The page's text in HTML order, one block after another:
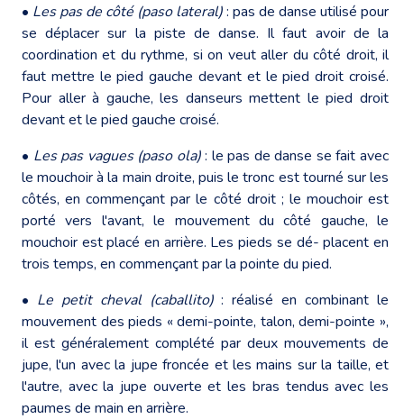
• Les pas de côté (paso lateral): pas de danse utilisé pour
se déplacer sur la piste de danse. Il faut avoir de la
coordination et du rythme, si on veut aller du côté droit, il
faut mettre le pied gauche devant et le pied droit croisé.
Pour aller à gauche, les danseurs mettent le pied droit
devant et le pied gauche croisé.
• Les pas vagues (paso ola): le pas de danse se fait avec
le mouchoir à la main droite, puis le tronc est tourné sur les
côtés, en commençant par le côté droit ; le mouchoir est
porté vers l'avant, le mouvement du côté gauche, le
mouchoir est placé en arrière. Les pieds se dé- placent en
trois temps, en commençant par la pointe du pied.
• Le petit cheval (caballito): réalisé en combinant le
mouvement des pieds « demi-pointe, talon, demi-pointe »,
il est généralement complété par deux mouvements de
jupe, l'un avec la jupe froncée et les mains sur la taille, et
l'autre, avec la jupe ouverte et les bras tendus avec les
paumes de main en arrière.